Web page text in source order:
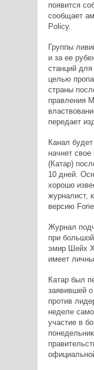
появится
сообщает
Policy.
Группы
и за ее
станций
целью
страны
правления
передает
Канал
начнет
(Катар)
10 дней.
хорошо
журналист,
версию
Журнал
при
эмир Шейх
имеет
Катар был
заявившей
против
неделе
участие в